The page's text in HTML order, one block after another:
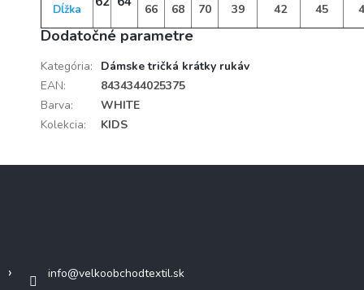
Dĺžka 66 68 70 39 42 45
Dodatočné parametre
Kategória:
Dámske tričká krátky rukáv
EAN:
8434344025375
Barva:
WHITE
Kolekcia: KIDS
info@velkoobchodtextil.sk